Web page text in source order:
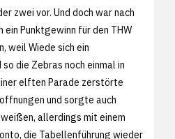
zwei vor. Und doch war nach
ein Punktgewinn für den THW
weil Wiede sich ein
die Zebras noch einmal in
elften Parade zerstörte
und sorgte auch
allerdings mit einem
die Tabellenführung wieder